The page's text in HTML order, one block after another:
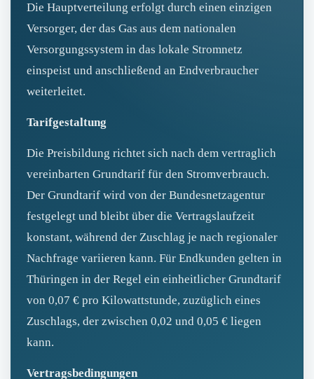
Die Hauptverteilung erfolgt durch einen einzigen
Versorger, der das Gas aus dem nationalen
Versorgungssystem in das lokale Stromnetz
einspeist und anschließend an Endverbraucher
weiterleitet.
Tarifgestaltung
Die Preisbildung richtet sich nach dem vertraglich
vereinbarten Grundtarif für den Stromverbrauch.
Der Grundtarif wird von der Bundesnetzagentur
festgelegt und bleibt über die Vertragslaufzeit
konstant, während der Zuschlag je nach regionaler
Nachfrage variieren kann. Für Endkunden gelten in
Thüringen in der Regel ein einheitlicher Grundtarif
von 0,07 € pro Kilowattstunde, zuzüglich eines
Zuschlags, der zwischen 0,02 und 0,05 € liegen
kann.
Vertragsbedingungen